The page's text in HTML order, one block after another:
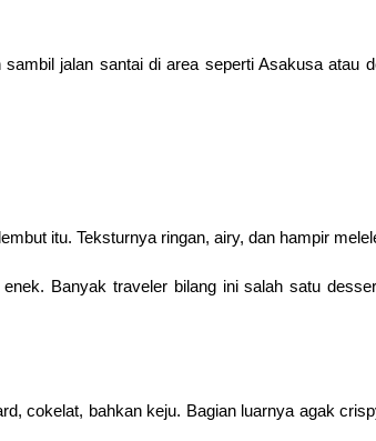
jalan santai di area seperti Asakusa atau
itu. Teksturnya ringan, airy, dan hampir
Banyak traveler bilang ini salah satu
cokelat, bahkan keju. Bagian luarnya agak